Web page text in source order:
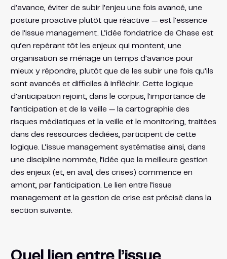
d’avance, éviter de subir l’enjeu une fois avancé, une
posture proactive plutôt que réactive — est l’essence
de l’issue management. L’idée fondatrice de Chase est
qu’en repérant tôt les enjeux qui montent, une
organisation se ménage un temps d’avance pour
mieux y répondre, plutôt que de les subir une fois qu’ils
sont avancés et difficiles à infléchir. Cette logique
d’anticipation rejoint, dans le corpus, l’importance de
l’anticipation et de la veille — la cartographie des
risques médiatiques et la veille et le monitoring, traitées
dans des ressources dédiées, participent de cette
logique. L’issue management systématise ainsi, dans
une discipline nommée, l’idée que la meilleure gestion
des enjeux (et, en aval, des crises) commence en
amont, par l’anticipation. Le lien entre l’issue
management et la gestion de crise est précisé dans la
section suivante.
Quel lien entre l’issue